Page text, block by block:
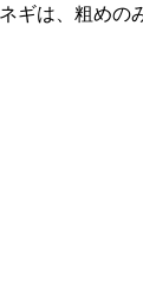
ギは、粗めの